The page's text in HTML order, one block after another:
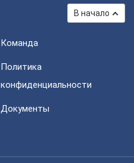
В начало
Команда
Политика
конфиденциальности
Документы